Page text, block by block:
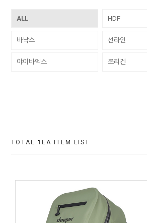
ALL HDF
바낙스 선라인
야이바엑스 쯔리겐
TOTAL 1 EA ITEM LIST